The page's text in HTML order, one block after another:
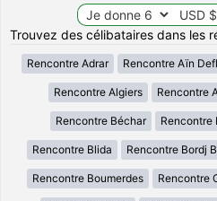
Trouvez des célibataires dans les
Rencontre Adrar Rencontre Aïn
Rencontre Algiers Rencontre
Rencontre Béchar Rencontre
Rencontre Blida Rencontre Bordj
Rencontre Boumerdes Rencontre